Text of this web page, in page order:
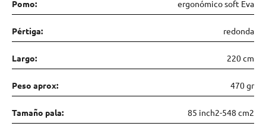
Pomo: ergonómico soft Eva
Pértiga: redonda
Largo: 220 cm
Peso aprox: 470 gr
Tamaño pala: 85 inch2-548 cm2